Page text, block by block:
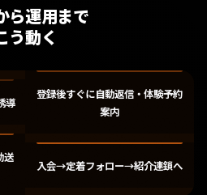
ら運用まで
う動く
導
登録後すぐに自動返信・体験予約
案内
送
入会→定着フォロー→紹介連鎖へ